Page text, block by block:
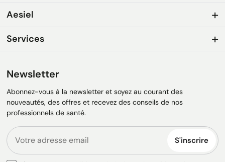
Aesiel
Services
Newsletter
Abonnez-vous à la newsletter et soyez au courant des
nouveautés, des offres et recevez des conseils de nos
professionnels de santé.
S'inscrire